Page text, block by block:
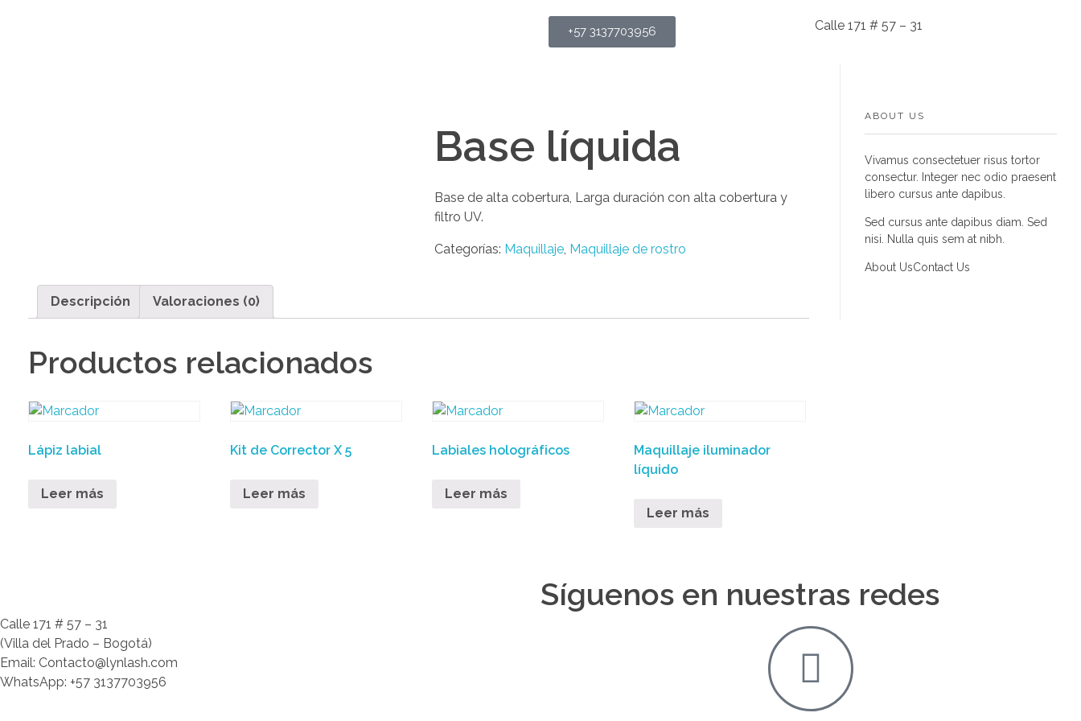
+57 3137703956 Calle 171 # 57 – 31
Base líquida
Base de alta cobertura, Larga duración con alta cobertura y
filtro UV.
Categorías: Maquillaje, Maquillaje de rostro
Descripción Valoraciones (0)
Productos relacionados
Lápiz labial
Leer más
Kit de Corrector X 5
Leer más
Labiales holográficos
Leer más
Maquillaje iluminador
líquido
Leer más
ABOUT US
Vivamus consectetuer risus tortor
consectur. Integer nec odio praesent
libero cursus ante dapibus.
Sed cursus ante dapibus diam. Sed
nisi. Nulla quis sem at nibh.
About UsContact Us
Calle 171 # 57 – 31
(Villa del Prado – Bogotá)
Email: Contacto@lynlash.com
WhatsApp: +57 3137703956
Síguenos en nuestras redes